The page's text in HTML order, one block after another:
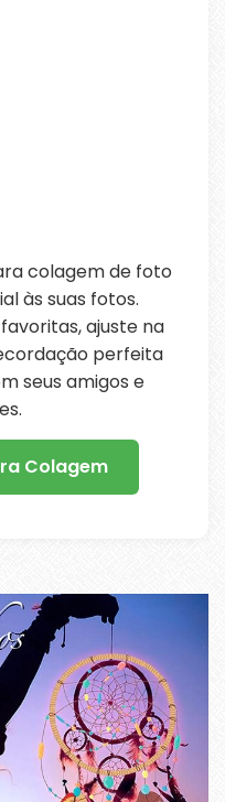
colagem de foto
às suas fotos.
ajuste na
perfeita
seus amigos e
Colagem